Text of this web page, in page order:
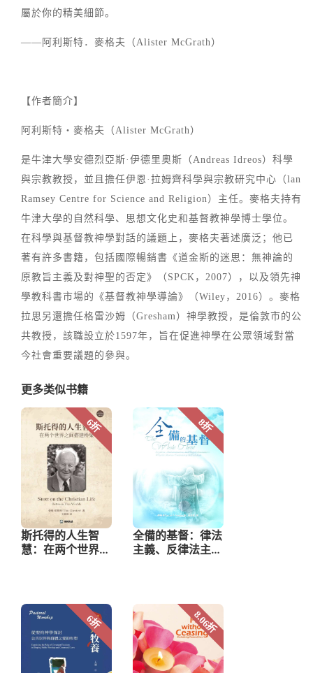
屬於你的精美細節。
——阿利斯特．麥格夫（Alister McGrath）
【作者簡介】
阿利斯特・麥格夫（Alister McGrath）
是牛津大學安德烈亞斯·伊德里奧斯（Andreas Idreos）科學
與宗教教授，並且擔任伊恩·拉姆齊科學與宗教研究中心（lan
Ramsey Centre for Science and Religion）主任。麥格夫持有
牛津大學的自然科學、思想文化史和基督教神學博士學位。
在科學與基督教神學對話的議題上，麥格夫著述廣泛；他已
著有許多書籍，包括國際暢銷書《道金斯的迷思：無神論的
原教旨主義及對神聖的否定》（SPCK，2007），以及領先神
學教科書市場的《基督教神學導論》（Wiley，2016）。麥格
拉思另還擔任格雷沙姆（Gresham）神學教授，是倫敦市的公
共教授，該職設立於1597年，旨在促進神學在公眾領域對當
今社會重要議題的參與。
更多类似书籍